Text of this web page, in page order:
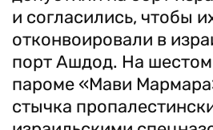
и согласились, чтобы
отконвоировали в
порт Ашдод. На
пароме «Мави
стычка